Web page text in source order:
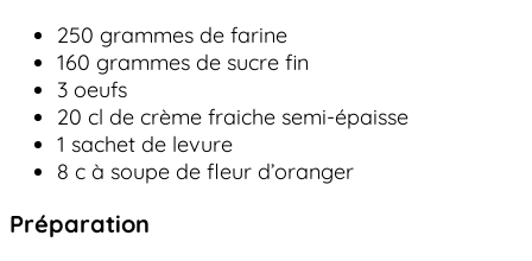
250 grammes de farine
160 grammes de sucre fin
3 oeufs
20 cl de crème fraiche semi-épaisse
1 sachet de levure
8 c à soupe de fleur d’oranger
Préparation